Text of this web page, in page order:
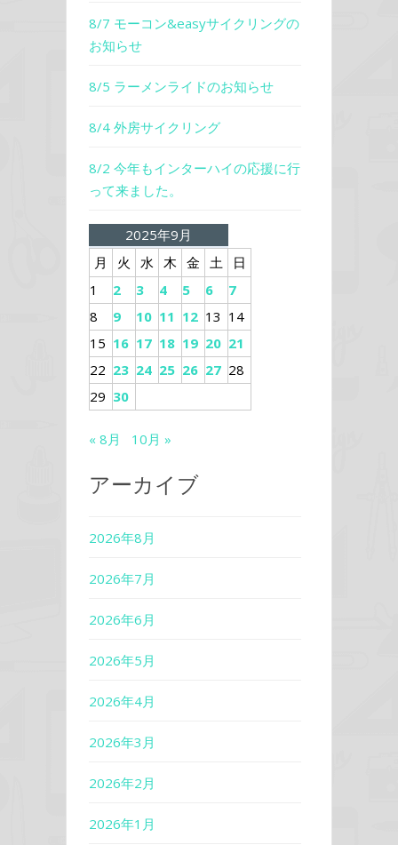
8/7 モーコン&easyサイクリングの
お知らせ
8/5 ラーメンライドのお知らせ
8/4 外房サイクリング
8/2 今年もインターハイの応援に行
って来ました。
2025年9月
月
火 水 木 金 土
日
1
2 3 4 5 6
7
8
9 10 11 12 13 14
15 16 17 18 19 20 21
22 23 24 25 26 27 28
29 30
« 8月 10月 »
アーカイブ
2026年8月
2026年7月
2026年6月
2026年5月
2026年4月
2026年3月
2026年2月
2026年1月